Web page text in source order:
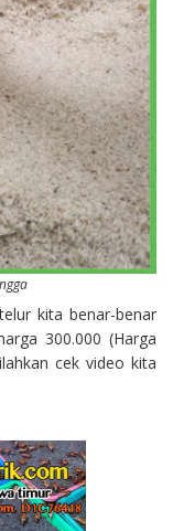
kita benar-benar
300.000 (Harga
cek video kita